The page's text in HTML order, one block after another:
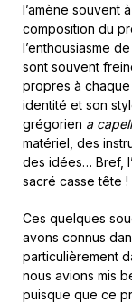
l’amène souvent
composition du
l’enthousiasme
sont souvent
propres à
identité et son
grégorien a
matériel, des
des idées… Bref,
sacré casse tête !
Ces quelques
avons connus
particulièrement
nous avions mis
puisque que ce